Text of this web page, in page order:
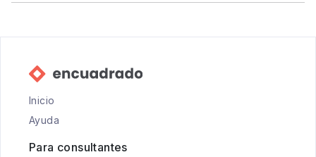
Inicio
Ayuda
Para consultantes